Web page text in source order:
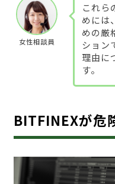
女性相談員
これら
めには
めの厳
ション
理由に
す。
BITFINEXが危